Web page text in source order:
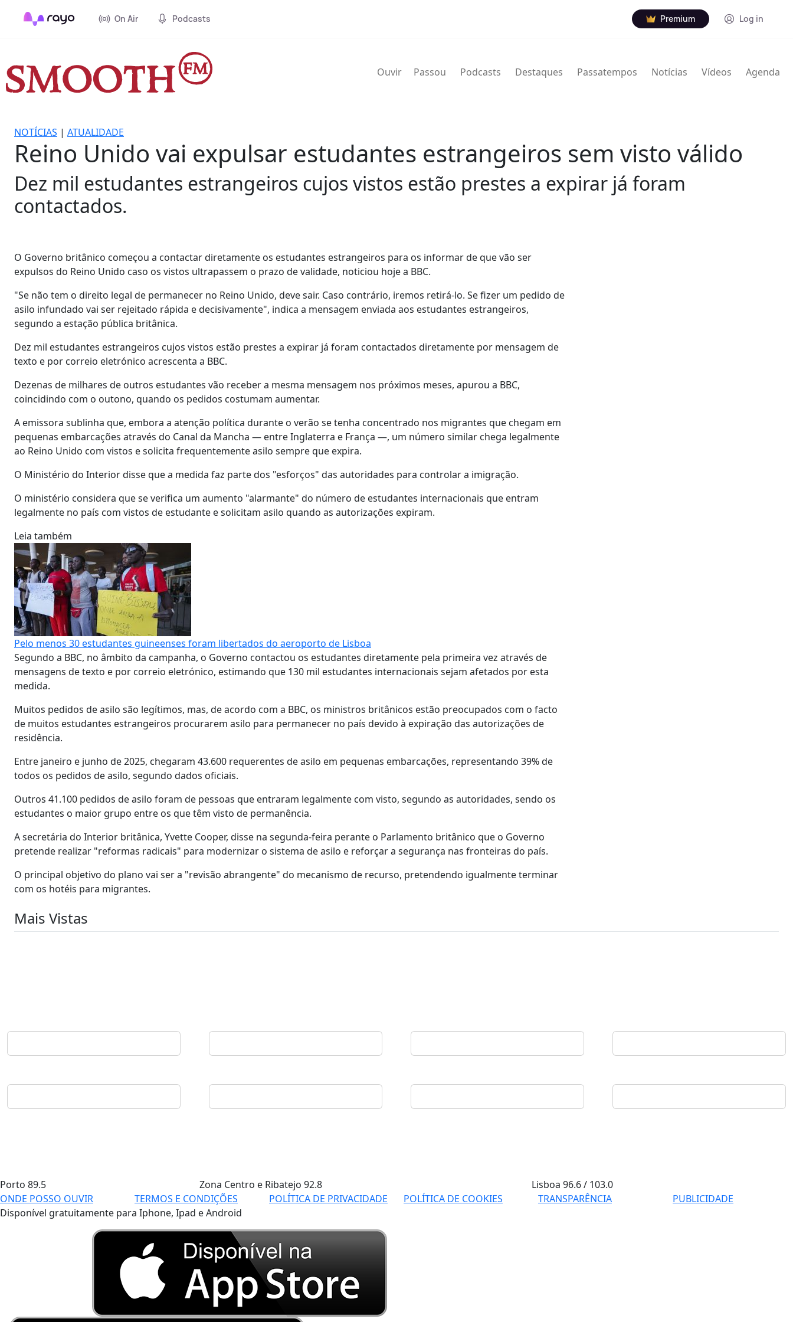
On Air Podcasts Premium Log in
Ouvir Passou Podcasts Destaques Passatempos Notícias Vídeos Agenda
NOTÍCIAS | ATUALIDADE
Reino Unido vai expulsar estudantes estrangeiros sem visto válido
Dez mil estudantes estrangeiros cujos vistos estão prestes a expirar já foram
contactados.
O Governo britânico começou a contactar diretamente os estudantes estrangeiros para os informar de que vão ser
expulsos do Reino Unido caso os vistos ultrapassem o prazo de validade, noticiou hoje a BBC.
"Se não tem o direito legal de permanecer no Reino Unido, deve sair. Caso contrário, iremos retirá-lo. Se fizer um pedido de
asilo infundado vai ser rejeitado rápida e decisivamente", indica a mensagem enviada aos estudantes estrangeiros,
segundo a estação pública britânica.
Dez mil estudantes estrangeiros cujos vistos estão prestes a expirar já foram contactados diretamente por mensagem de
texto e por correio eletrónico acrescenta a BBC.
Dezenas de milhares de outros estudantes vão receber a mesma mensagem nos próximos meses, apurou a BBC,
coincidindo com o outono, quando os pedidos costumam aumentar.
A emissora sublinha que, embora a atenção política durante o verão se tenha concentrado nos migrantes que chegam em
pequenas embarcações através do Canal da Mancha — entre Inglaterra e França —, um número similar chega legalmente
ao Reino Unido com vistos e solicita frequentemente asilo sempre que expira.
O Ministério do Interior disse que a medida faz parte dos "esforços" das autoridades para controlar a imigração.
O ministério considera que se verifica um aumento "alarmante" do número de estudantes internacionais que entram
legalmente no país com vistos de estudante e solicitam asilo quando as autorizações expiram.
Leia também
Pelo menos 30 estudantes guineenses foram libertados do aeroporto de Lisboa
Segundo a BBC, no âmbito da campanha, o Governo contactou os estudantes diretamente pela primeira vez através de
mensagens de texto e por correio eletrónico, estimando que 130 mil estudantes internacionais sejam afetados por esta
medida.
Muitos pedidos de asilo são legítimos, mas, de acordo com a BBC, os ministros britânicos estão preocupados com o facto
de muitos estudantes estrangeiros procurarem asilo para permanecer no país devido à expiração das autorizações de
residência.
Entre janeiro e junho de 2025, chegaram 43.600 requerentes de asilo em pequenas embarcações, representando 39% de
todos os pedidos de asilo, segundo dados oficiais.
Outros 41.100 pedidos de asilo foram de pessoas que entraram legalmente com visto, segundo as autoridades, sendo os
estudantes o maior grupo entre os que têm visto de permanência.
A secretária do Interior britânica, Yvette Cooper, disse na segunda-feira perante o Parlamento britânico que o Governo
pretende realizar "reformas radicais" para modernizar o sistema de asilo e reforçar a segurança nas fronteiras do país.
O principal objetivo do plano vai ser a "revisão abrangente" do mecanismo de recurso, pretendendo igualmente terminar
com os hotéis para migrantes.
Mais Vistas
Porto 89.5 Zona Centro e Ribatejo 92.8 Lisboa96.6 / 103.0
ONDE POSSO OUVIR
TERMOS E CONDIÇÕES POLÍTICA DE PRIVACIDADE POLÍTICA DE COOKIES TRANSPARÊNCIA
PUBLICIDADE
Disponível gratuitamente para Iphone, Ipad e Android